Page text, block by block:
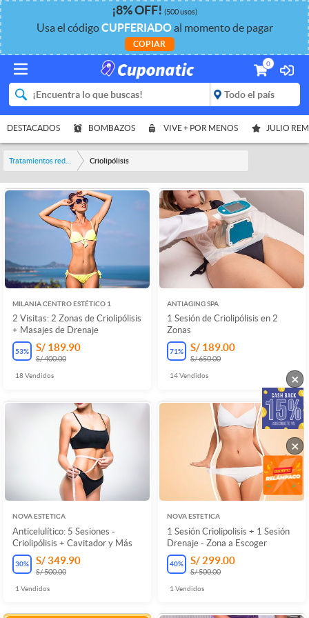
¡8%OFF! (500 usos)
Usa el códigoCUPFERIADOal momento de pagar
COPIAR
0
DESTACADOS BOMBAZOS VIVE + POR MENOS JULIO
Criolipólisis
MILANIA CENTRO ESTÉTICO 1
2 Visitas: 2 Zonas de Criolipólisis
+ Masajes de Drenaje
53% S/ 189.90
S/ 400.00
18Vendidos
ANTIAGING SPA
1 Sesión de Criolipólisis en 2
Zonas
71% S/ 189.00
S/ 650.00
14Vendidos
NOVA ESTETICA
Anticelulítico: 5 Sesiones -
Criolipólisis + Cavitador y Más
30% S/ 349.90
S/ 500.00
1 Vendidos
NOVA ESTETICA
1 Sesión Criolipolisis + 1 Sesión
Drenaje - Zona a Escoger
40% S/ 299.00
S/ 500.00
1 Vendidos
×
×